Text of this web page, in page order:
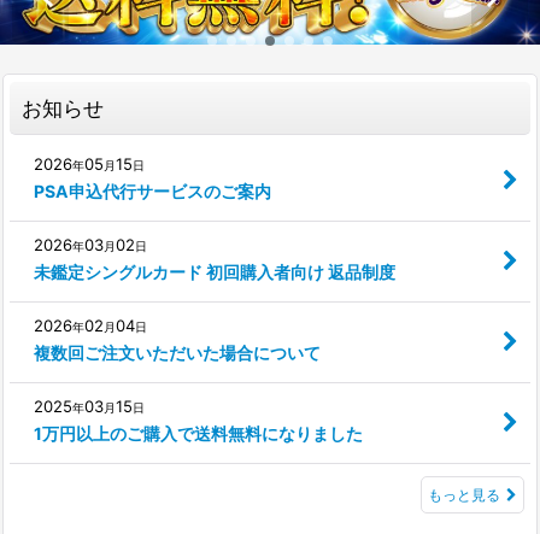
お知らせ
2026年05月15日
PSA申込代行サービスのご案内
2026年03月02日
未鑑定シングルカード 初回購入者向け 返品制度
2026年02月04日
複数回ご注文いただいた場合について
2025年03月15日
1万円以上のご購入で送料無料になりました
もっと見る